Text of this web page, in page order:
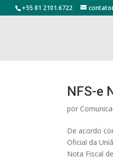
+55 81 2101.6722
NFS-e
por
De acordo
Oficial da
Nota Fiscal